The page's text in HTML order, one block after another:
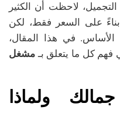
لاحظت أن الكثير
على السعر فقط، لكن
الأساس. في هذا المقال،
فهم كل ما يتعلق بـ مشغل
ولماذا